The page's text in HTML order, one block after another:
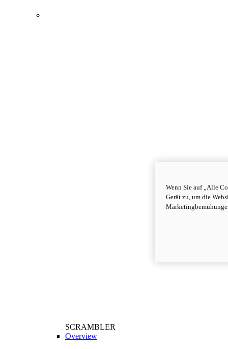
SCRAMBLER
Overview
Wenn Sie auf „Alle
Gerät zu, um die